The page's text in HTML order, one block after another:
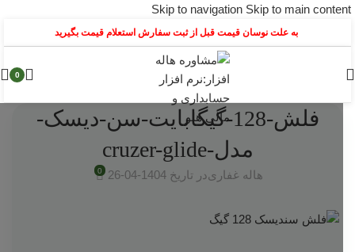
Skip to navigation Skip to main content
به علت نوسان قیمت قبل از ثبت سفارش استعلام قیمت بگیرید
0
فلش-128-گیگابایت-سن-دیسک-
مدل-cruzer-glide
هاله غفاریدر تاریخ 1404-04-26 0